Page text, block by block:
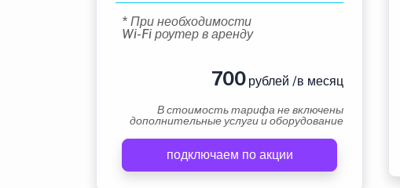
* При необходимости
Wi-Fi роутер в аренду
700рублей /в месяц
В стоимость тарифа не включены
дополнительные услуги и оборудование
подключаем по акции